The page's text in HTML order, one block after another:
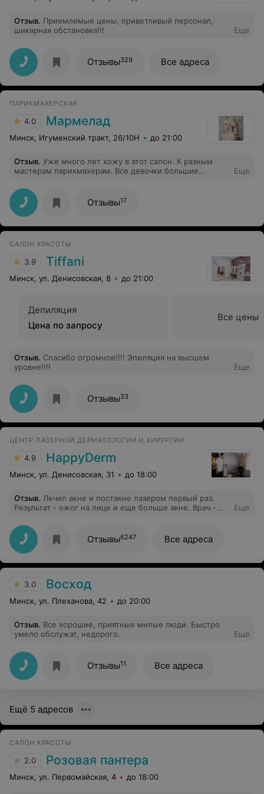
Отзыв. Приемлемые цены, приветливый персонал,
шикарная обстановка!!!
Еще
Отзывы329 Все адреса
ПАРИКМАХЕРСКАЯ
4.0 Мармелад
Минск, Игуменский тракт, 26/10Н до 21:00
Отзыв. Уже много лет хожу в этот салон. К разным
мастерам парикмахерам. Все девочки большие
. Последняя окраска волос у Оксаны просто супер!
Цены приятные. Кофе вкусный. Конфетки сладенькие.
Спасибо!
Еще
Отзывы17
САЛОН КРАСОТЫ
3.9 Tiffani
Минск, ул. Денисовская, 8 до 21:00
Депиляция
Цена по запросу
Все цены
Отзыв. Спасибо огромное!!!! Эпиляция на высшем
уровне!!!!
Еще
Отзывы33
ЦЕНТР ЛАЗЕРНОЙ ДЕРМАТОЛОГИИ И ХИРУРГИИ
4.9 HappyDerm
Минск, ул. Денисовская, 31 до 18:00
Отзыв. Лечил акне и постакне лазером первый раз.
Результат - ожог на лице и еще больше акне. Врач -
Еще
Отзывы6247 Все адреса
3.0 Восход
Минск, ул. Плеханова, 42 до 20:00
Отзыв. Все хорошие, приятные милые люди. Быстро
умело обслужат, недорого.
Еще
Отзывы11 Все адреса
Ещё 5 адресов
САЛОН КРАСОТЫ
2.0 Розовая пантера
Минск, ул. Первомайская, 4 до 18:00